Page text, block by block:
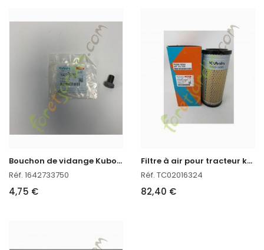
B
ouchon de vidange Kubota
Réf. 1642733750
4,75 €
F
iltre à air pour tracteur kubota
Réf. TC02016324
82,40 €